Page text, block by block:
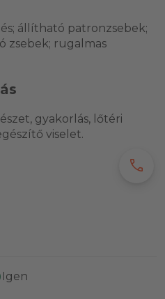
állítható patronzsebek;
zsebek; rugalmas
gyakorlás, lőtéri
viselet.
Igen
call